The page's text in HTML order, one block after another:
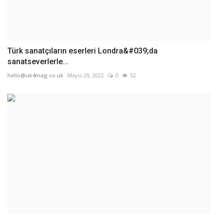
Türk sanatçıların eserleri Londra&#039;da
sanatseverlerle...
hello@uk4mag.co.uk Mayıs 29, 2022 0 52